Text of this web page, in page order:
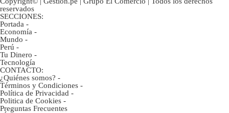
reservados
SECCIONES:
Portada -
Economía -
Mundo -
Perú -
Tu Dinero -
Tecnología
CONTACTO:
¿Quiénes somos? -
Términos y Condiciones -
Política de Privacidad -
Politica de Cookies -
Preguntas Frecuentes